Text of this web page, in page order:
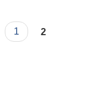
1 2